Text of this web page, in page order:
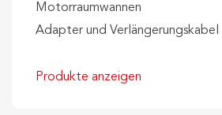
Motorraumwannen
Adapter und Verlängerungskabel
Produkte anzeigen